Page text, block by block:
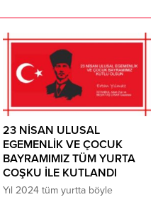
23 NİSAN ULUSAL
EGEMENLİK VE ÇOCUK
BAYRAMIMIZ TÜM YURTA
COŞKU İLE KUTLANDI
Yıl 2024 tüm yurtta böyle